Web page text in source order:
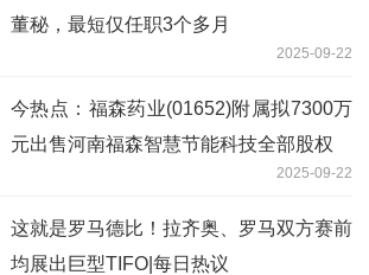
董秘，最短仅任职3个多月
2025-09-22
今热点：福森药业(01652)附属拟7300万
元出售河南福森智慧节能科技全部股权
2025-09-22
这就是罗马德比！拉齐奥、罗马双方赛前
均展出巨型TIFO|每日热议